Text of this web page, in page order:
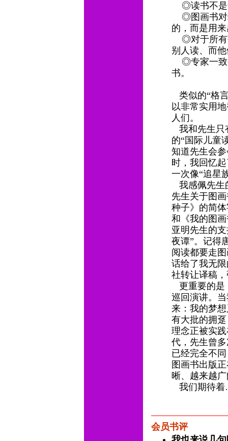
◎读书不是
◎图画书对
的，而是用
◎对于所有
别人读、而
◎专家一致
书。
类似的“格
以非常实用
人们。
我和先生只
的“国际儿童
知道先生会
时，我回忆
一次像“追星
我感佩先生
先生关于图
种子》的简
和《我的图
亚明先生的
夜谭”。记得
阅读都要走
话给了我无
社转让译稿
更重要的是
巡回演讲。
来：我的梦
有大批的拥
理念正被实
代，先生曾
已经完全不
图画书出版
晰、越来越
我们期待
会员书评